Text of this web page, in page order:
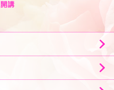
講